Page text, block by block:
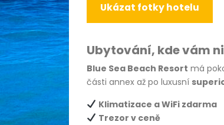
Ukázat fotky hotelu
Ubytování, kde vám
Blue Sea Beach Resort má
části annex až po luxusní
Klimatizace a WiFi zdarma
Trezor v ceně